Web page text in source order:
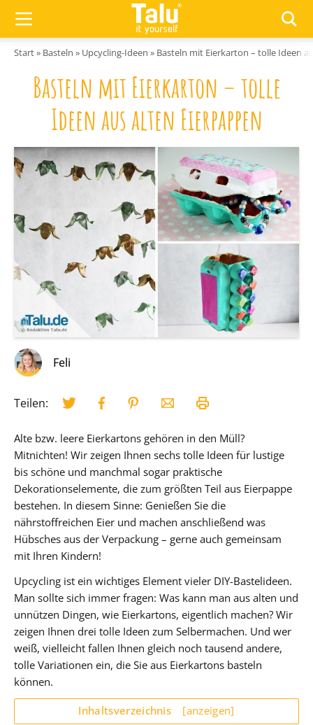
Start» Basteln » Upcycling-Ideen » Basteln mit Eierkarton – tolle Ideen
Basteln mit Eierkarton – tolle
Ideen aus alten Eierpappen
Feli
Teilen:
Alte bzw. leere Eierkartons gehören in den Müll?
Mitnichten! Wir zeigen Ihnen sechs tolle Ideen für lustige
bis schöne und manchmal sogar praktische
Dekorationselemente, die zum größten Teil aus Eierpappe
bestehen. In diesem Sinne: Genießen Sie die
nährstoffreichen Eier und machen anschließend was
Hübsches aus der Verpackung – gerne auch gemeinsam
mit Ihren Kindern!
Upcycling ist ein wichtiges Element vieler DIY-Bastelideen.
Man sollte sich immer fragen: Was kann man aus alten und
unnützen Dingen, wie Eierkartons, eigentlich machen? Wir
zeigen Ihnen drei tolle Ideen zum Selbermachen. Und wer
weiß, vielleicht fallen Ihnen gleich noch tausend andere,
tolle Variationen ein, die Sie aus Eierkartons basteln
können.
Inhaltsverzeichnis [anzeigen]